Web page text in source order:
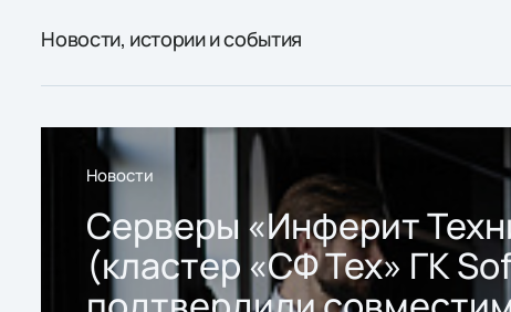
Новости, истории и события
Новости
Серверы «Инферит
(кластер «СФ Тех» ГК